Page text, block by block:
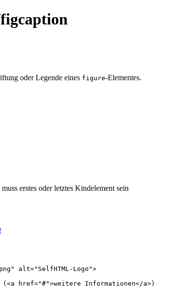
figcaption
oder Legende eines figure-Elementes.
erstes oder letztes Kindelement sein
alt="SelfHTML-Logo">
(
<a href="#">weitere Informationen</a>)